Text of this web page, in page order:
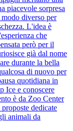
piacevole sorpresa
diverso per
L'idea è
che
però per il
già dal nome
durante la bella
di nuovo per
quotidiana in
Ice e conoscere
è da Zoo Center
dedicate
animali da